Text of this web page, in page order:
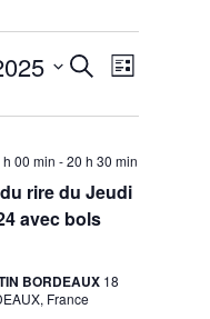
Recherche
navigation
de
vues
Recherche
de
vues
Liste
rire du Jeudi
avec bols
00 min -20 h 30 min
BORDEAUX 18
France